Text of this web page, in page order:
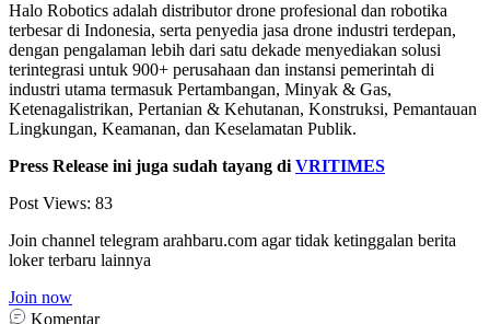
Halo Robotics adalah distributor drone profesional dan robotika
terbesar di Indonesia, serta penyedia jasa drone industri terdepan,
dengan pengalaman lebih dari satu dekade menyediakan solusi
terintegrasi untuk 900+ perusahaan dan instansi pemerintah di
industri utama termasuk Pertambangan, Minyak & Gas,
Ketenagalistrikan, Pertanian & Kehutanan, Konstruksi, Pemantauan
Lingkungan, Keamanan, dan Keselamatan Publik.
Press Release ini juga sudah tayang di VRITIMES
Post Views: 83
Join channel telegram arahbaru.com agar tidak ketinggalan berita
loker terbaru lainnya
Join now
Komentar